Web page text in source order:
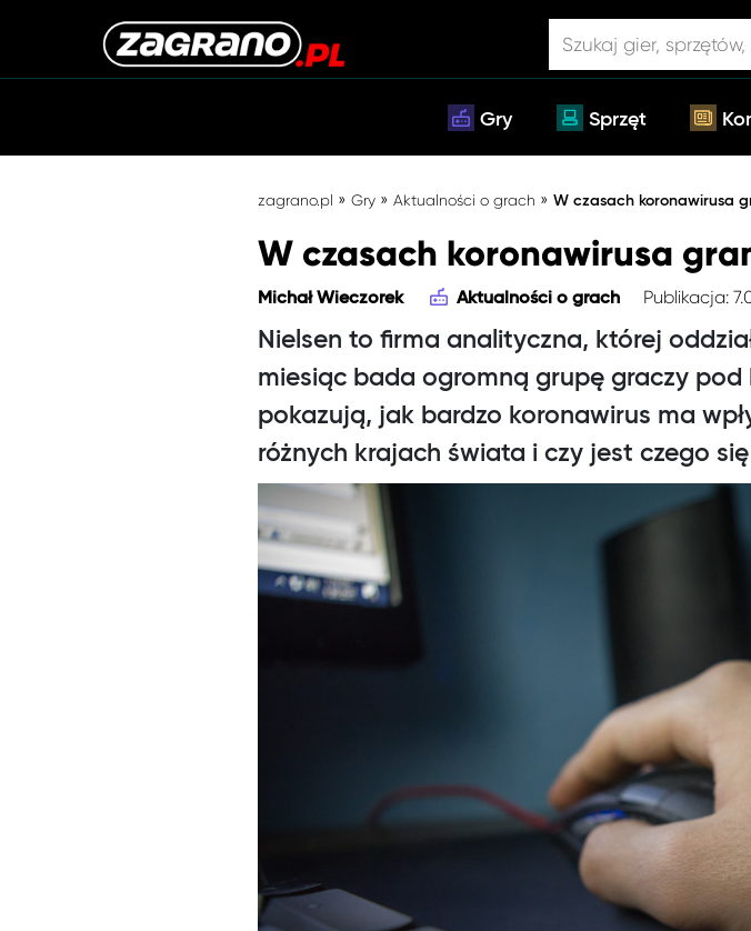
Gry Sprzęt
zagrano.pl » Gry » Aktualności o grach » W czasach koronawirusa
W czasach koronawirusa
Michał Wieczorek Aktualności o grach Publikacja:
Nielsen to firma analityczna, której
miesiąc bada ogromną grupę graczy
pokazują, jak bardzo koronawirus ma
różnych krajach świata i czy jest czego